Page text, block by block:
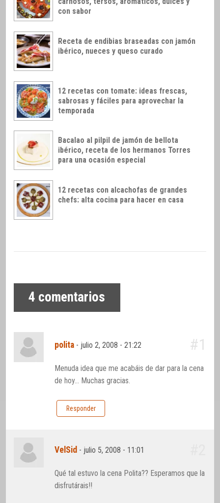
con sabor
Receta de endibias braseadas con jamón
ibérico, nueces y queso curado
12 recetas con tomate: ideas frescas,
sabrosas y fáciles para aprovechar la
temporada
Bacalao al pilpil de jamón de bellota
ibérico, receta de los hermanos Torres
para una ocasión especial
12 recetas con alcachofas de grandes
chefs: alta cocina para hacer en casa
4 comentarios
polita - julio 2, 2008 - 21:22 #1
Menuda idea que me acabáis de dar para la cena
de hoy… Muchas gracias.
Responder
VelSid - julio 5, 2008 - 11:01
Qué tal estuvo la cena Polita?? Esperamos que la
disfrutárais!!